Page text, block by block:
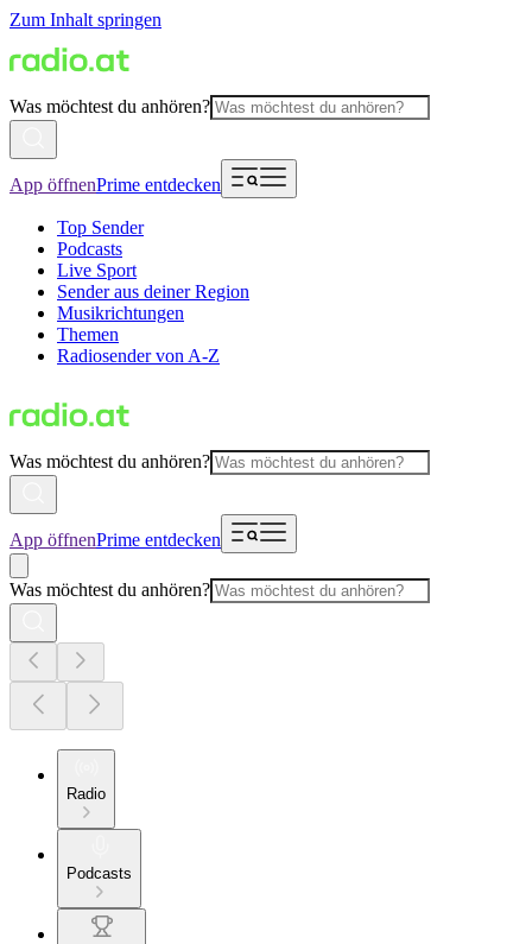
Zum Inhalt springen
Was möchtest du anhören?
App öffnenPrime entdecken
Top Sender
Podcasts
Live Sport
Sender aus deiner Region
Musikrichtungen
Themen
Radiosender von A-Z
Was möchtest du anhören?
App öffnenPrime entdecken
Was möchtest du anhören?
Radio
Podcasts